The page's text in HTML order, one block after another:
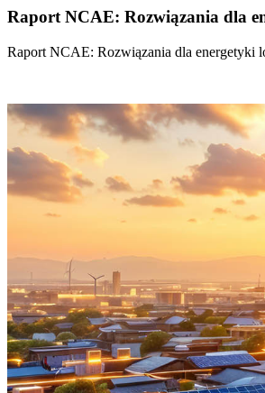
Raport NCAE: Rozwiązania dla
Raport NCAE: Rozwiązania dla energetyki